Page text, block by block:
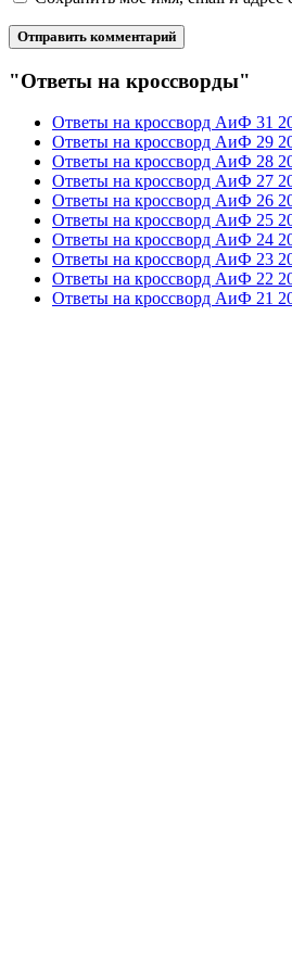
"Ответы на кроссворды"
Ответы на кроссворд АиФ 31
Ответы на кроссворд АиФ 29
Ответы на кроссворд АиФ 28
Ответы на кроссворд АиФ 27
Ответы на кроссворд АиФ 26
Ответы на кроссворд АиФ 25
Ответы на кроссворд АиФ 24
Ответы на кроссворд АиФ 23
Ответы на кроссворд АиФ 22
Ответы на кроссворд АиФ 21